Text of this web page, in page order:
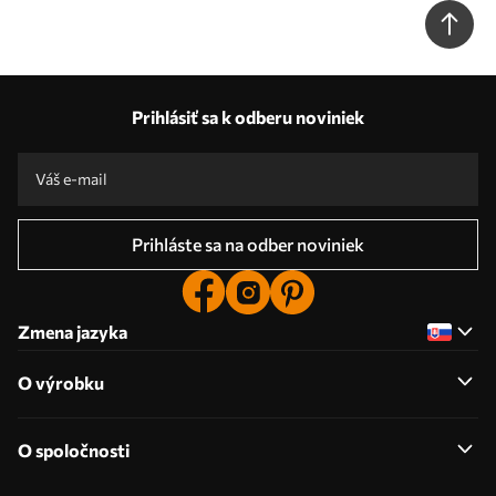
Prihlásiť sa k odberu noviniek
Prihláste sa na odber noviniek
Zmena jazyka
O výrobku
O spoločnosti